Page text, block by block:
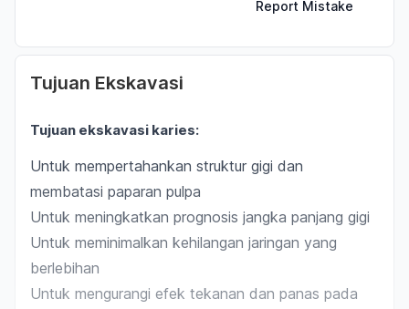
Report Mistake
Tujuan Ekskavasi
Tujuan ekskavasi karies:
Untuk mempertahankan struktur gigi dan
membatasi paparan pulpa
Untuk meningkatkan prognosis jangka panjang gigi
Untuk meminimalkan kehilangan jaringan yang
berlebihan
Untuk mengurangi efek tekanan dan panas pada